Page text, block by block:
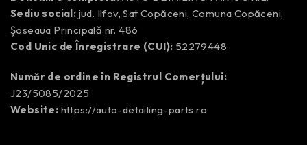
Sediu social: jud. Ilfov, Sat Copăceni, Comuna Copăceni,
Șoseaua Principală nr. 486
Cod Unic de Înregistrare (CUI): 52279448
Număr de ordine în Registrul Comerțului:
J23/5085/2025
Website: https://auto-detailing-parts.ro